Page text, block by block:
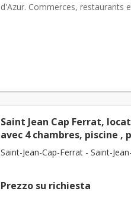
d'Azur. Commerces, restaurants
Saint Jean Cap Ferrat,
avec 4 chambres, piscine ,
Saint-Jean-Cap-Ferrat - Saint-
Prezzo su richiesta